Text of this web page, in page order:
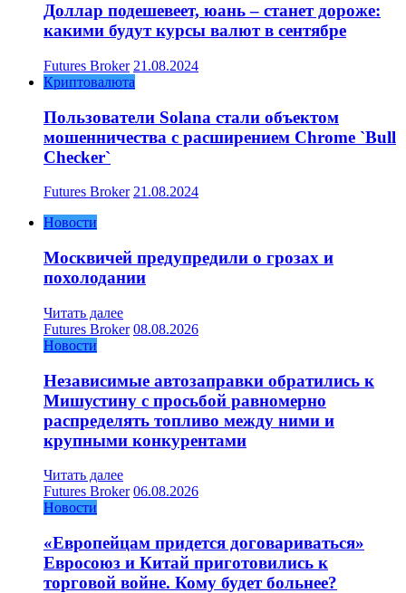
Доллар подешевеет, юань – станет дороже:
какими будут курсы валют в сентябре
Futures Broker 21.08.2024
Криптовалюта
Пользователи Solana стали объектом
мошенничества с расширением Chrome `Bull
Checker`
Futures Broker 21.08.2024
Новости
Москвичей предупредили о грозах и
похолодании
Читать далее
Futures Broker 08.08.2026
Новости
Независимые автозаправки обратились к
Мишустину с просьбой равномерно
распределять топливо между ними и
крупными конкурентами
Читать далее
Futures Broker 06.08.2026
Новости
«Европейцам придется договариваться»
Евросоюз и Китай приготовились к
торговой войне. Кому будет больнее?